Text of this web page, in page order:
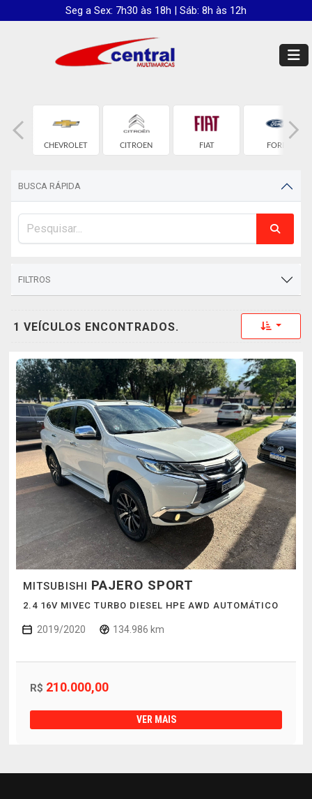
Seg a Sex: 7h30 às 18h | Sáb: 8h às 12h
CHEVROLET
CITROEN FIAT FORD
BUSCA RÁPIDA
FILTROS
1 VEÍCULOS ENCONTRADOS. Toggle
MITSUBISHI PAJERO SPORT
2.4 16V MIVEC TURBO DIESEL HPE AWD AUTOMÁTICO
2019/2020 134.986 km
R$ 210.000,00
VER MAIS